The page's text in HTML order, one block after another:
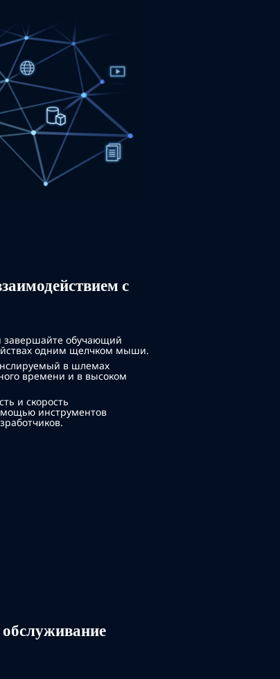
с
завершайте обучающий
одним щелчком мыши.
в шлемах
времени и в высоком
и скорость
инструментов